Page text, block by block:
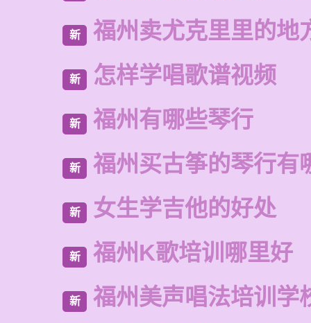
新 福州卖尤克里里的地
新 怎样学唱歌谱视频
新 福州有哪些琴行
新 福州买古筝的琴行有
新 女生学吉他的好处
新 福州K歌培训哪里好
新 福州美声唱法培训学